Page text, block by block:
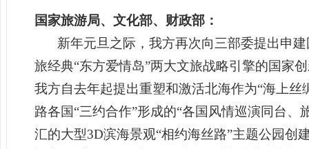
国家旅游局、 文化部、财政部：
新年元旦之际，我方再次向三部委提出申
旅经典“东方爱情岛”两大文旅战略引擎的国家
我方自去年起提出重塑和激活北海作为“海上
路各国“三约合作”形成的“各国风情巡演同台
汇的大型3D滨海景观“相约海丝路”主题公园创